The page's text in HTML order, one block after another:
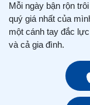
Mỗi ngày bận rộn
quý giá nhất của
một cánh tay đắc
và cả gia đình.